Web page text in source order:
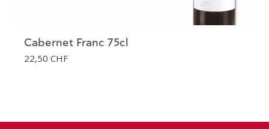
Cabernet Franc 75cl
22,50 CHF